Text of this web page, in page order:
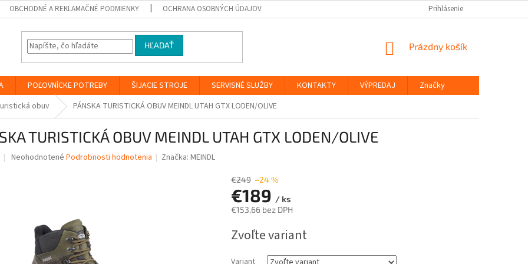
OBCHODNÉ A REKLAMAČNÉ PODMIENKY OCHRANA OSOBNÝCH ÚDAJOV Prihlásenie
HĽADAŤ
NÁKUPNÝ
Prázdny košík
POĽOVNÍCKE POTREBY ŠIJACIE STROJE SERVISNÉ SLUŽBY KONTAKTY VÝPREDAJ
Značky
obuv PÁNSKA TURISTICKÁ OBUV MEINDL UTAH GTX LODEN/OLIVE
TURISTICKÁ OBUV MEINDL UTAH GTX LODEN/OLIVE
Priemerné
hviezdičiek.
Neohodnotené Podrobnosti hodnotenia Značka:MEINDL
€249 –24 %
€189 / ks
€153,66 bez DPH
cena:
Zvoľte variant